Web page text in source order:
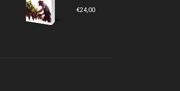
€24,00